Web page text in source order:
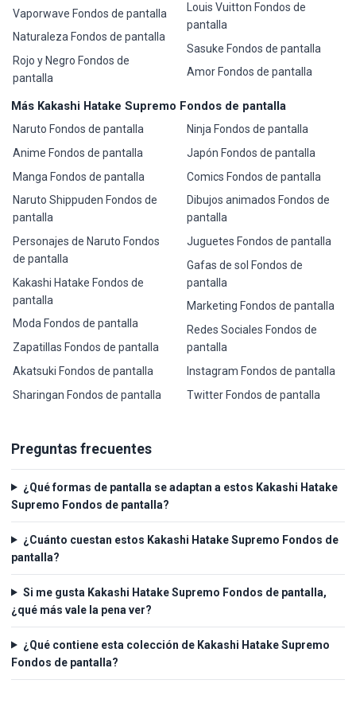
Vaporwave Fondos de pantalla
Naturaleza Fondos de pantalla
Rojo y Negro Fondos de
pantalla
Louis Vuitton Fondos de
pantalla
Sasuke Fondos de pantalla
Amor Fondos de pantalla
Más Kakashi Hatake Supremo Fondos de pantalla
Naruto Fondos de pantalla
Anime Fondos de pantalla
Manga Fondos de pantalla
Naruto Shippuden Fondos de
pantalla
Personajes de Naruto Fondos
de pantalla
Kakashi Hatake Fondos de
pantalla
Moda Fondos de pantalla
Zapatillas Fondos de pantalla
Akatsuki Fondos de pantalla
Sharingan Fondos de pantalla
Ninja Fondos de pantalla
Japón Fondos de pantalla
Comics Fondos de pantalla
Dibujos animados Fondos de
pantalla
Juguetes Fondos de pantalla
Gafas de sol Fondos de
pantalla
Marketing Fondos de pantalla
Redes Sociales Fondos de
pantalla
Instagram Fondos de pantalla
Twitter Fondos de pantalla
Preguntas frecuentes
¿Qué formas de pantalla se adaptan a estos Kakashi Hatake
Supremo Fondos de pantalla?
¿Cuánto cuestan estos Kakashi Hatake Supremo Fondos de
pantalla?
Si me gusta Kakashi Hatake Supremo Fondos de pantalla,
¿qué más vale la pena ver?
¿Qué contiene esta colección de Kakashi Hatake Supremo
Fondos de pantalla?